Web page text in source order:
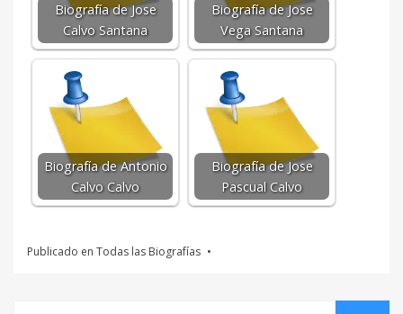
Biografía de Jose
Calvo Santana
Biografía de Jose
Vega Santana
Biografía de Antonio
Calvo Calvo
Biografía de Jose
Pascual Calvo
Publicado en Todas las Biografías